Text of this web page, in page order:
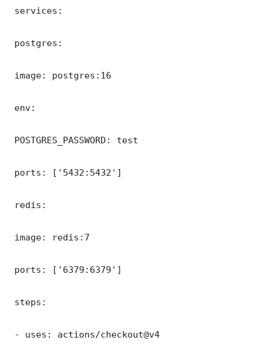
services:
postgres:
image: postgres:16
env:
POSTGRES_PASSWORD: test
ports: ['5432:5432']
redis:
image: redis:7
ports: ['6379:6379']
steps:
- uses: actions/checkout@v4